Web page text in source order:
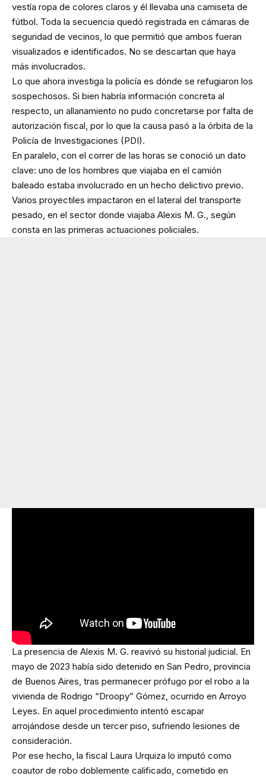
vestía ropa de colores claros y él llevaba una camiseta de
fútbol. Toda la secuencia quedó registrada en cámaras de
seguridad de vecinos, lo que permitió que ambos fueran
visualizados e identificados. No se descartan que haya
más involucrados.
Lo que ahora investiga la policía es dónde se refugiaron los
sospechosos. Si bien habría información concreta al
respecto, un allanamiento no pudo concretarse por falta de
autorización fiscal, por lo que la causa pasó a la órbita de la
Policía de Investigaciones (PDI).
En paralelo, con el correr de las horas se conoció un dato
clave: uno de los hombres que viajaba en el camión
baleado estaba involucrado en un hecho delictivo previo.
Varios proyectiles impactaron en el lateral del transporte
pesado, en el sector donde viajaba Alexis M. G., según
consta en las primeras actuaciones policiales.
La presencia de Alexis M. G. reavivó su historial judicial. En
mayo de 2023 había sido detenido en San Pedro, provincia
de Buenos Aires, tras permanecer prófugo por el robo a la
vivienda de Rodrigo “Droopy” Gómez, ocurrido en Arroyo
Leyes. En aquel procedimiento intentó escapar
arrojándose desde un tercer piso, sufriendo lesiones de
consideración.
Por ese hecho, la fiscal Laura Urquiza lo imputó como
coautor de robo doblemente calificado, cometido en